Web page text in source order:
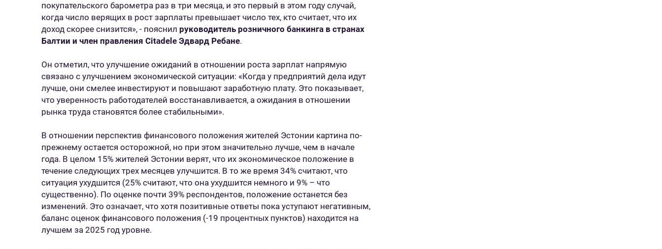
покупательского барометра раз в три месяца, и это первый в этом году случай,
когда число верящих в рост зарплаты превышает число тех, кто считает, что их
доход скорее снизится», - пояснил руководитель розничного банкинга в странах
Балтии и член правления Citadele Эдвард Ребане.
Он отметил, что улучшение ожиданий в отношении роста зарплат напрямую
связано с улучшением экономической ситуации: «Когда у предприятий дела идут
лучше, они смелее инвестируют и повышают заработную плату. Это показывает,
что уверенность работодателей восстанавливается, а ожидания в отношении
рынка труда становятся более стабильными».
В отношении перспектив финансового положения жителей Эстонии картина по-
прежнему остается осторожной, но при этом значительно лучше, чем в начале
года. В целом 15% жителей Эстонии верят, что их экономическое положение в
течение следующих трех месяцев улучшится. В то же время 34% считают, что
ситуация ухудшится (25% считают, что она ухудшится немного и 9% – что
существенно). По оценке почти 39% респондентов, положение останется без
изменений. Это означает, что хотя позитивные ответы пока уступают негативным,
баланс оценок финансового положения (-19 процентных пунктов) находится на
лучшем за 2025 год уровне.